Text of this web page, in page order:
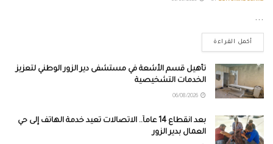
...
أكمل القراءة
تأهيل قسم الأشعة في مستشفى دير الزور الوطني لتعزيز
الخدمات التشخيصية
بعد انقطاع 14 عاماً.. الاتصالات تعيد خدمة الهاتف إلى حي
العمال بدير الزور